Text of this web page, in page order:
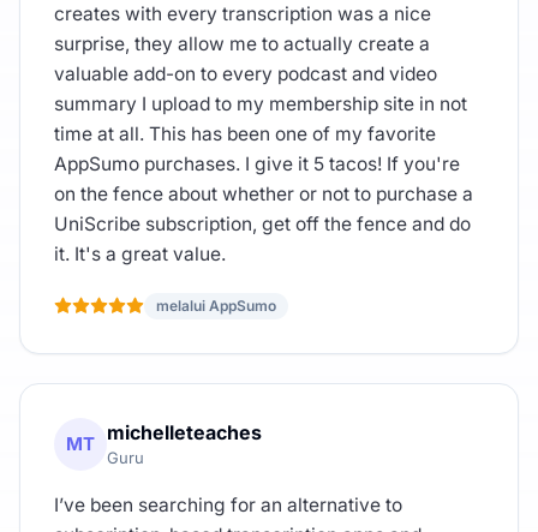
creates with every transcription was a nice
surprise, they allow me to actually create a
valuable add-on to every podcast and video
summary I upload to my membership site in not
time at all. This has been one of my favorite
AppSumo purchases. I give it 5 tacos! If you're
on the fence about whether or not to purchase a
UniScribe subscription, get off the fence and do
it. It's a great value.
melalui AppSumo
MT michelleteaches
Guru
I’ve been searching for an alternative to